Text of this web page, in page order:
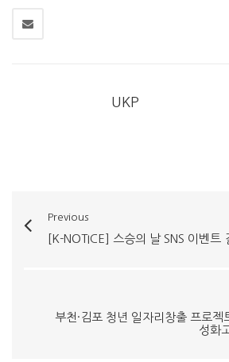
UKP
Previous
[K-NOTICE] 스승의 날 SNS 이벤트
부천·김포 청년 일자리창출 프로
성화